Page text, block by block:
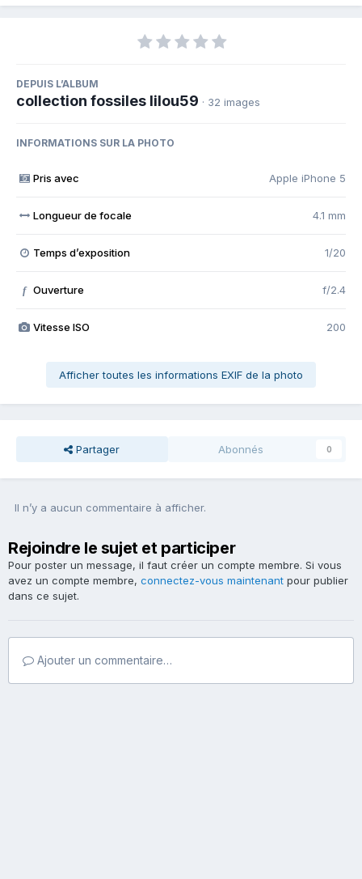
DEPUIS L’ALBUM
collection fossiles lilou59 · 32 images
INFORMATIONS SUR LA PHOTO
Pris avec Apple iPhone 5
Longueur de focale 4.1 mm
Temps d’exposition 1/20
f Ouverture f/2.4
Vitesse ISO 200
Afficher toutes les informations EXIF de la photo
Partager Abonnés 0
Il n’y a aucun commentaire à afficher.
Rejoindre le sujet et participer
Pour poster un message, il faut créer un compte membre. Si vous
avez un compte membre, connectez-vous maintenant pour publier
dans ce sujet.
Ajouter un commentaire…